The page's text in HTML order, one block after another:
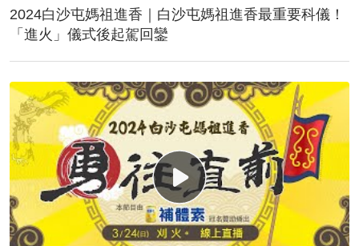
2024白沙屯媽祖進香｜白沙屯媽祖進香最重要科儀！
「進火」儀式後起駕回鑾